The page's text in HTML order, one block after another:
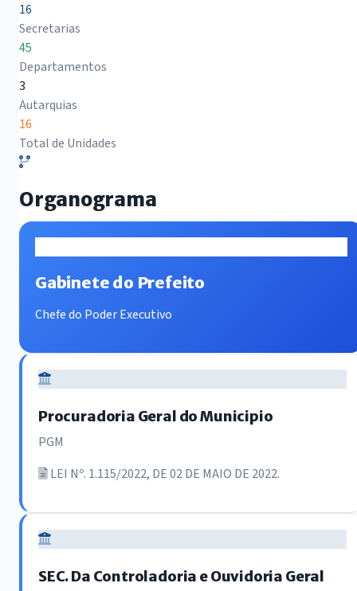
16
Secretarias
45
Departamentos
3
Autarquias
16
Total de Unidades
Organograma
Gabinete do Prefeito
Chefe do Poder Executivo
Procuradoria Geral do Municipio
PGM
LEI Nº. 1.115/2022, DE 02 DE MAIO DE 2022.
SEC. Da Controladoria e Ouvidoria Geral